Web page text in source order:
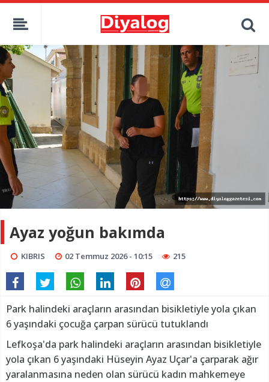
Ayaz yoğun bakımda
KIBRIS 02 Temmuz 2026 - 10:15 215
Park halindeki araçların arasından bisikletiyle yola çıkan
6 yaşındaki çocuğa çarpan sürücü tutuklandı
Lefkoşa'da park halindeki araçların arasından bisikletiyle
yola çıkan 6 yaşındaki Hüseyin Ayaz Uçar'a çarparak ağır
yaralanmasına neden olan sürücü kadın mahkemeye